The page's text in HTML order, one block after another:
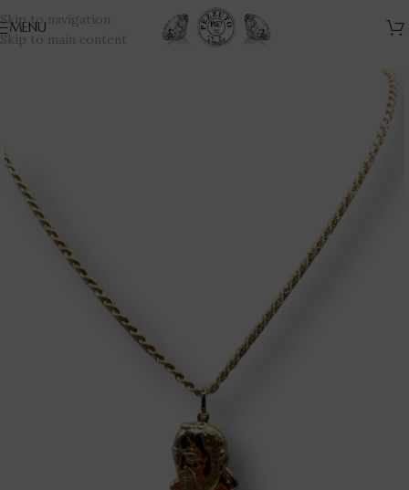
Skip to navigation
Skip to main content
MENU